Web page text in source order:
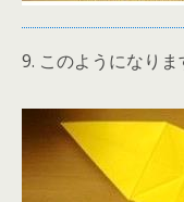
9. このようになりま